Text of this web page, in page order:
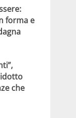
forma e
che